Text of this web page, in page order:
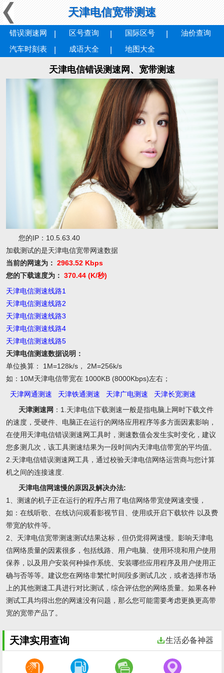
天津电信宽带测速
错误测速网 区号查询 国际区号
油价查询
汽车时刻表
成语大全 地图大全
天津电信错误测速网、宽带测速
您的IP：10.5.63.40
加载测试的是天津电信宽带网速数据
当前的网速为： 2963.52 Kbps
您的下载速度为： 370.44 (K/秒)
天津电信测速线路1
天津电信测速线路2
天津电信测速线路3
天津电信测速线路4
天津电信测速线路5
天津电信测速数据说明：
单位换算： 1M=128k/s， 2M=256k/s
如：10M天津电信带宽在 1000KB (8000Kbps)左右；
天津网通测速
天津铁通测速 天津广电测速
天津长宽测速
天津测速网 ：1.天津电信下载测速一般是指电脑上网时下载文件
的速度，受硬件、电脑正在运行的网络应用程序等多方面因素影响，
在使用天津电信错误测速网工具时，测速数值会发生实时变化，建议
您多测几次，该工具测速结果为一段时间内天津电信带宽的平均值。
2.天津电信错误测速网工具，通过校验天津电信网络运营商与您计算
机之间的连接速度.
天津电信网速慢的原因及解决办法:
1、测速的机子正在运行的程序占用了电信网络带宽使网速变慢，
如：在线听歌、在线访问观看影视节目、使用或开启下载软件 以及费
带宽的软件等。
2、天津电信宽带测速测试结果达标，但仍觉得网速慢。影响天津电
信网络质量的因素很多，包括线路、用户电脑、使用环境和用户使用
保养，以及用户安装何种操作系统、安装哪些应用程序及用户使用正
确与否等等。建议您在网络非繁忙时间段多测试几次，或者选择市场
上的其他测速工具进行对比测试，综合评估您的网络质量。如果各种
测试工具均得出您的网速没有问题，那么您可能需要考虑更换更高带
宽的宽带产品了。
天津实用查询 生活必备神器